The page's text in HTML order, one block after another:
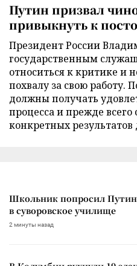
Путин призвал
привыкнуть к
Президент России
государственным
относиться к критике и
похвалу за свою работу.
должны получать
процесса и прежде всего
конкретных
Школьник попросил
в суворовское училище
2 минуты назад